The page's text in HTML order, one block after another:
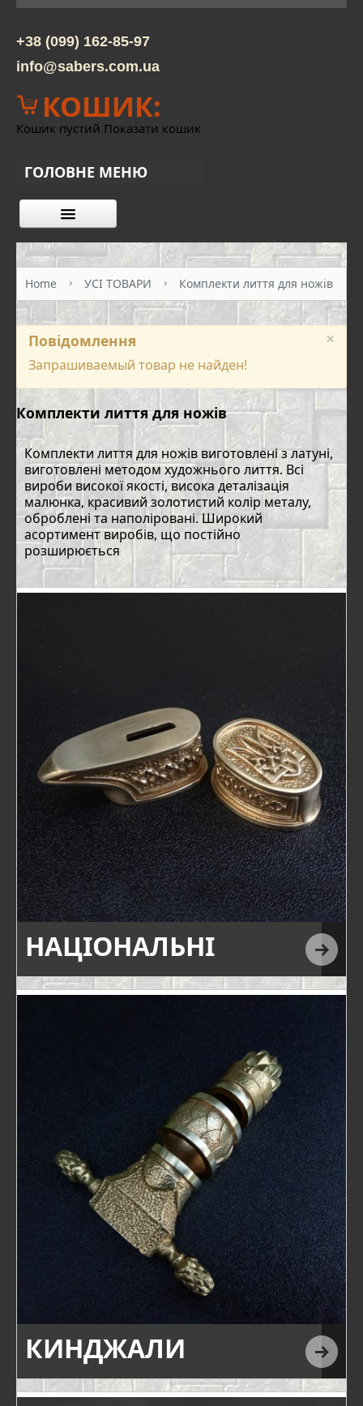
+38 (099) 162-85-97
info@sabers.com.ua
КОШИК:
Кошик пустий Показати кошик
ГОЛОВНЕ МЕНЮ
КАТАЛОГ ТОВАРІВ
КОНТАКТИ
ОПЛАТА ТА ДОСТАВКА
Home УСІ ТОВАРИ Комплекти лиття для ножів
×
Повідомлення
Запрашиваемый товар не найден!
Комплекти лиття для ножів
Комплекти лиття для ножів виготовлені з латуні,
виготовлені методом художнього лиття. Всі
вироби високої якості, висока деталізація
малюнка, красивий золотистий колір металу,
оброблені та наполіровані. Широкий
асортимент виробів, що постійно
розширюється
НАЦІОНАЛЬНІ
КИНДЖАЛИ